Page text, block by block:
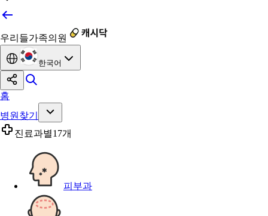
우리들가족의원
한국어
홈
병원찾기
진료과별17개
피부과